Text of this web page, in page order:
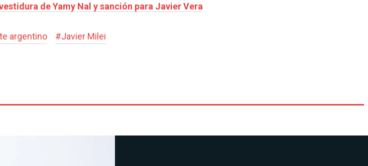
de Yamy Nal y sanción para Javier Vera
argentino #Javier Milei